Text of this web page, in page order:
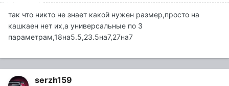
так что никто не знает какой нужен размер,просто на
кашкаен нет их,а универсальные по 3
параметрам,18на5.5,23.5на7,27на7
serzh159